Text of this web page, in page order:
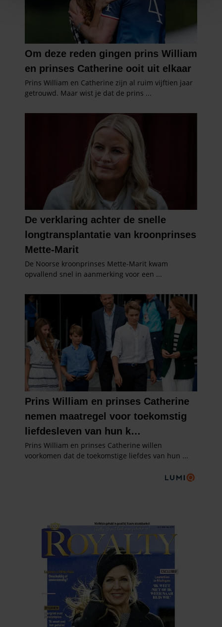
personaliseren, om functies voor social media te bieden
en om ons websiteverkeer te analyseren. Ook delen we
informatie over uw gebruik van onze site met onze
partners voor social media, adverteren en analyse. Deze
partners kunnen deze gegevens combineren met andere
informatie die u aan ze heeft verstrekt of die ze hebben
verzameld op basis van uw gebruik van hun services. U
gaat akkoord met onze cookies als u onze website blijft